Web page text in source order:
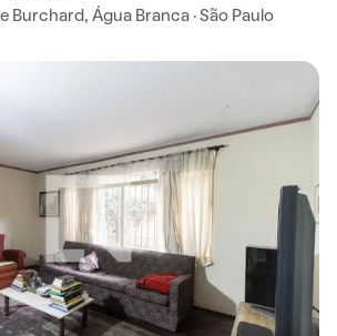
Burchard, Água Branca · São Paulo